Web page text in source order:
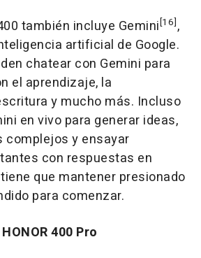
también incluye Gemini [16],
artificial de Google.
chatear con Gemini para
el aprendizaje, la
y mucho más. Incluso
en vivo para generar ideas,
y ensayar
con respuestas en
que mantener presionado
para comenzar.
400 Pro